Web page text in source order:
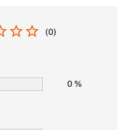
(0)
0 %